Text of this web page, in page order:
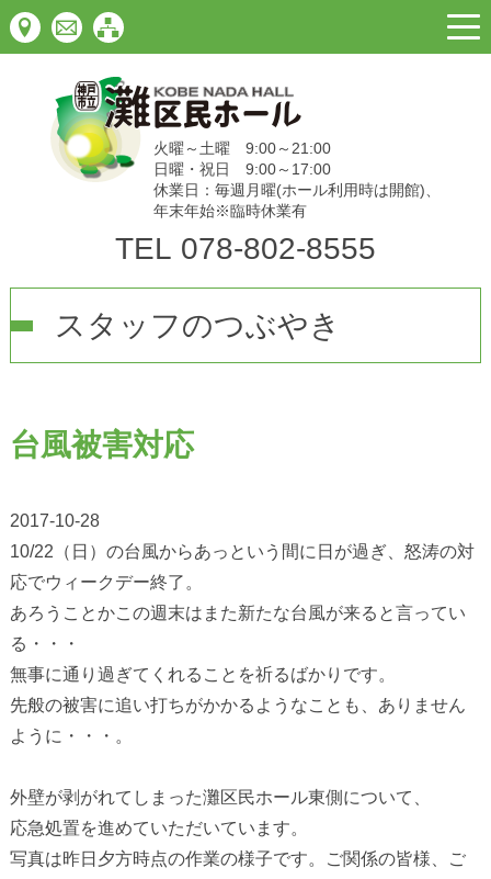
火曜～土曜 9:00～21:00
日曜・祝日 9:00～17:00
休業日：毎週月曜(ホール利用時は開館)、
年末年始※臨時休業有
TEL 078-802-8555
スタッフのつぶやき
台風被害対応
2017-10-28
10/22（日）の台風からあっという間に日が過ぎ、怒涛の対
応でウィークデー終了。
あろうことかこの週末はまた新たな台風が来ると言ってい
る・・・
無事に通り過ぎてくれることを祈るばかりです。
先般の被害に追い打ちがかかるようなことも、ありません
ように・・・。
外壁が剥がれてしまった灘区民ホール東側について、
応急処置を進めていただいています。
写真は昨日夕方時点の作業の様子です。ご関係の皆様、ご